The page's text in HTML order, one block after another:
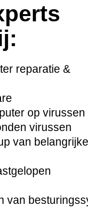
reparatie &
op virussen
virussen
van belangrijke
van